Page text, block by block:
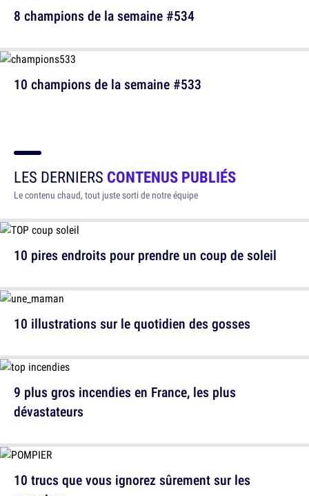
10 champions de la semaine #533
8 champions de la semaine #534
LES DERNIERS CONTENUS PUBLIÉS
Le contenu chaud, tout juste sorti de notre équipe
10 pires endroits pour prendre un coup de soleil
9 plus gros incendies en France, les plus
dévastateurs
10 illustrations sur le quotidien des gosses
10 trucs que vous ignorez sûrement sur les